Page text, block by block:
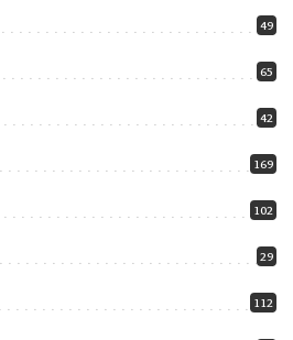
49
65
42
169
102
29
112